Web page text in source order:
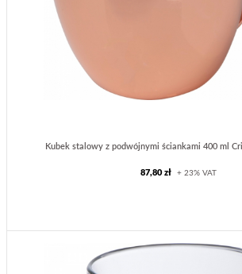
Kubek stalowy z podwójnymi ściankami 400 ml
87,80 zł + 23% VAT